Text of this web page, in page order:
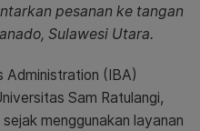
pesanan ke tangan
Sulawesi Utara.
Administration (IBA)
Sam Ratulangi,
menggunakan layanan